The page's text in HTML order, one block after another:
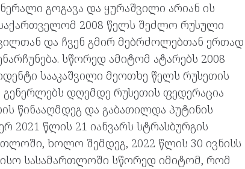
გოგავა და ყურაშვილი არიან ის
2008 წელს შეძლო რუსული
და ჩვენ გმირ მებრძოლებთან ერთად
სწორედ ამიტომ ატარებს 2008
სააკაშვილი მეოთხე წელს რუსეთის
დღემდე რუსეთის ფედერაცია
წინააღმდეგ და გაბათილდა პუტინის
2021 წლის 21 იანვარს სტრასბურგის
ხოლო შემდეგ, 2022 წლის 30 ივნისს
სასამართლოში სწორედ იმიტომ, რომ